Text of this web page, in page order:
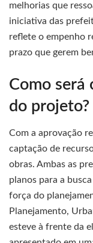
melhorias que
iniciativa das
reflete o empenho
prazo que gerem
Como será
do projeto?
Com a aprovação
captação de
obras. Ambas as
planos para a
força do
Planejamento,
esteve à frente da